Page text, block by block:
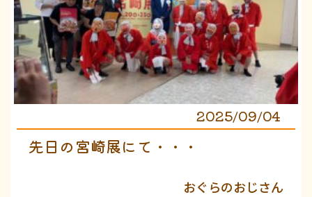
2025/09/04
先日の宮崎展にて・・・
おぐらのおじさん